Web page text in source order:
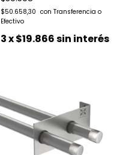
$50.658,30
3x$19.866sin interés